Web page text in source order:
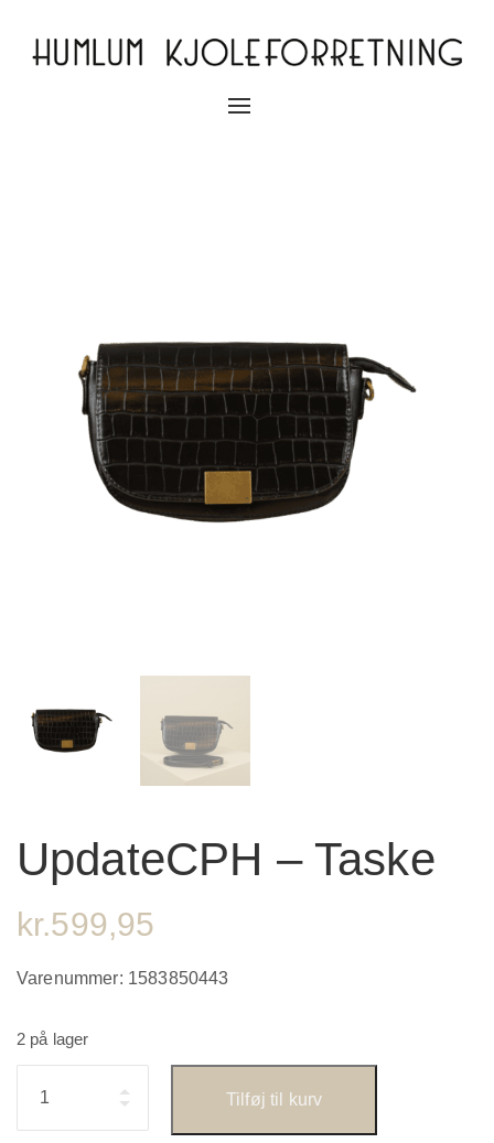
Slå
UpdateCPH – Taske
kr.599,95
Varenummer: 1583850443
2 på lager
Tilføj til kurv